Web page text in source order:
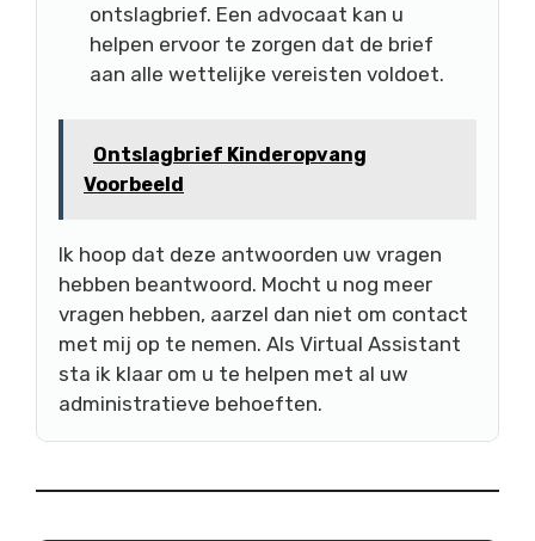
ontslagbrief. Een advocaat kan u
helpen ervoor te zorgen dat de brief
aan alle wettelijke vereisten voldoet.
Ontslagbrief Kinderopvang
Voorbeeld
Ik hoop dat deze antwoorden uw vragen
hebben beantwoord. Mocht u nog meer
vragen hebben, aarzel dan niet om contact
met mij op te nemen. Als Virtual Assistant
sta ik klaar om u te helpen met al uw
administratieve behoeften.